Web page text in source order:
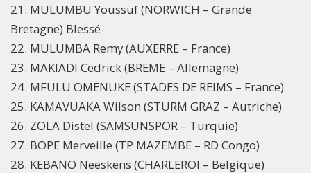
21. MULUMBU Youssuf (NORWICH – Grande
Bretagne) Blessé
22. MULUMBA Remy (AUXERRE – France)
23. MAKIADI Cedrick (BREME – Allemagne)
24. MFULU OMENUKE (STADES DE REIMS – France)
25. KAMAVUAKA Wilson (STURM GRAZ – Autriche)
26. ZOLA Distel (SAMSUNSPOR – Turquie)
27. BOPE Merveille (TP MAZEMBE – RD Congo)
28. KEBANO Neeskens (CHARLEROI – Belgique)